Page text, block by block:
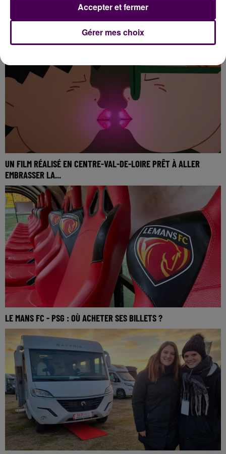
COUPE DE FRANCE : CANNES - DIVES-CABOURG DIFFUSÉ SUR
ÉCRAN GÉANT
UN FILM RÉALISÉ EN CENTRE-VAL-DE-LOIRE PRÊT À ALLER
EMBRASSER LA...
LE MANS FC - PSG : OÙ ACHETER SES BILLETS ?
Gérer mes choix
Accepter et fermer